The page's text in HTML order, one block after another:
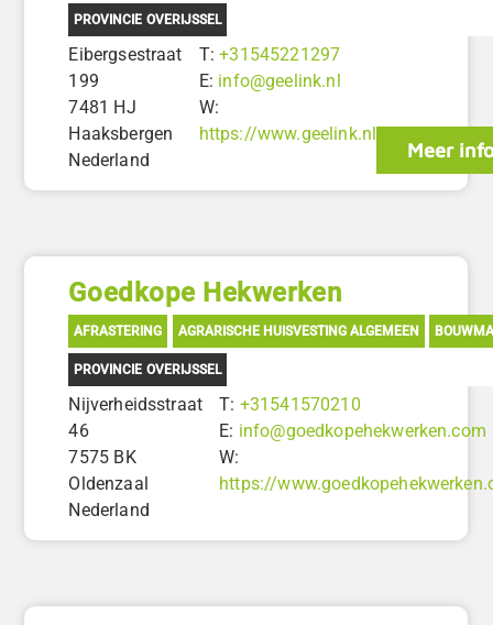
PROVINCIE OVERIJSSEL
Eibergsestraat
199
7481 HJ
Haaksbergen
Nederland
T:+31545221297
E: info@geelink.nl
W:
https://www.geelink.nl
Meer
Goedkope Hekwerken
AFRASTERING AGRARISCHE HUISVESTING ALGEMEEN
PROVINCIE OVERIJSSEL
Nijverheidsstraat
46
7575 BK
Oldenzaal
Nederland
T: +31541570210
E: info@goedkopehekwerken.com
W:
https://